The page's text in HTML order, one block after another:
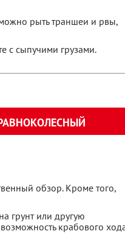
рыть траншеи и рвы,
с сыпучими грузами.
обзор. Кроме того,
грунт или другую
крабового